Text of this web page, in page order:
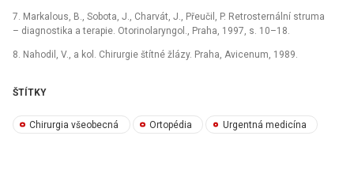
7. Markalous, B., Sobota, J., Charvát, J., Přeučil, P. Retrosternální struma
–⁠ diagnostika a terapie. Otorinolaryngol., Praha, 1997, s. 10–18.
8. Nahodil, V., a kol. Chirurgie štítné žlázy. Praha, Avicenum, 1989.
ŠTÍTKY
Chirurgia všeobecná Ortopédia Urgentná medicína